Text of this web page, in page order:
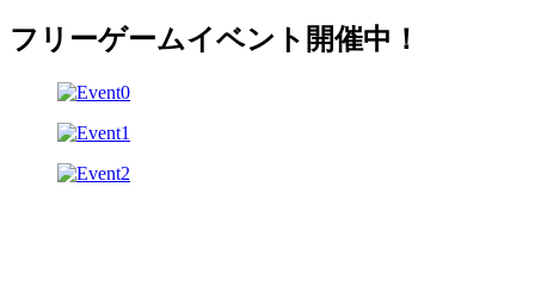
フリーゲームイベント開催中！